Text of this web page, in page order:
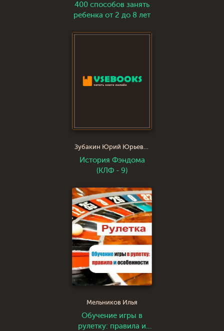
400 способов занять
ребенка от 2 до 8 лет
Зубакин Юрий Юрьевич
История Фэндома
(КЛФ - 9)
Мельников Илья
Обучение игры в
рулетку: правила и